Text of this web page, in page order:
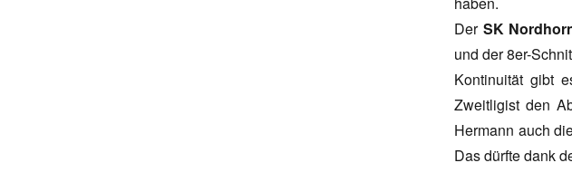
Der SK
und der 8er-
Kontinuität gibt
Zweitligist den
Hermann auch
Das dürfte dank